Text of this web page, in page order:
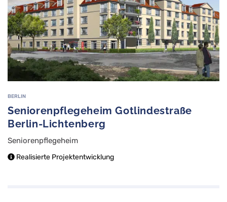
BERLIN
Seniorenpflegeheim Gotlindestraße
Berlin-Lichtenberg
Seniorenpflegeheim
Realisierte Projektentwicklung